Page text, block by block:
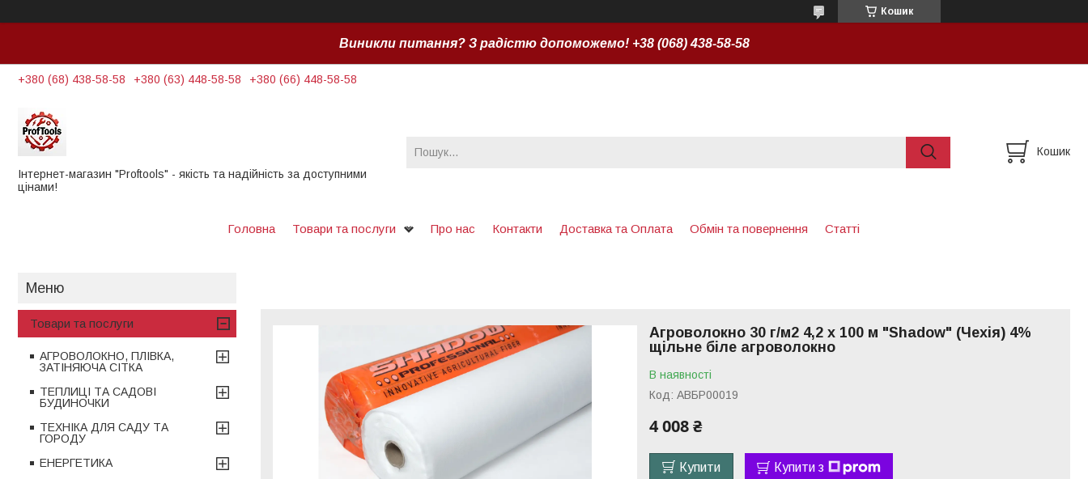
Кошик
Виникли питання? З радістю допоможемо! +38 (068) 438-58-58
+380 (68) 438-58-58 +380 (63) 448-58-58 +380 (66) 448-58-58
Інтернет-магазин "Proftools" - якість та надійність за доступними
цінами!
Кошик
Головна Товари та послуги Про нас Контакти Доставка та Оплата Обмін та повернення Статті
Агроволокно 30 г/м2 4,2 х 100 м "Shadow" (Чехія) 4%
щільне біле агроволокно
В наявності
Код: АВБР00019
4 008 ₴
Купити Купити з
Товари та послуги
АГРОВОЛОКНО, ПЛІВКА,
ЗАТІНЯЮЧА СІТКА
ТЕПЛИЦІ ТА САДОВІ
БУДИНОЧКИ
ТЕХНІКА ДЛЯ САДУ ТА
ГОРОДУ
ЕНЕРГЕТИКА